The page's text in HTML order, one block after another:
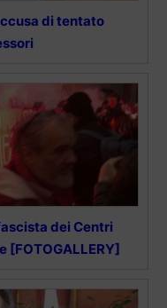
di tentato
dei Centri
[FOTOGALLERY]